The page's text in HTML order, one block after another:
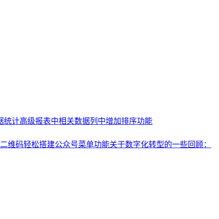
统计高级报表中相关数据列中增加排序功能
维码轻松搭建公众号菜单功能关于数字化转型的一些回顾：